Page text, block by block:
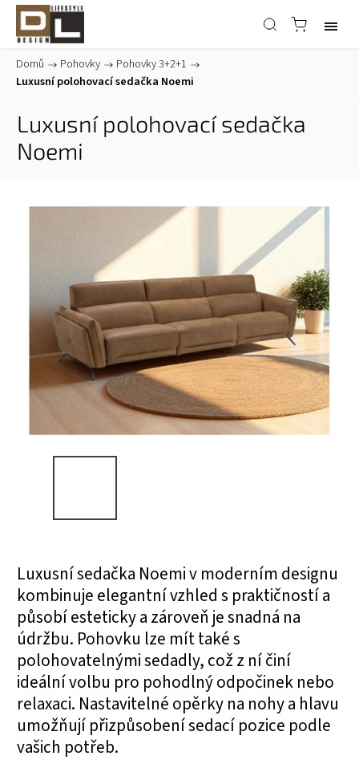
Domů / Pohovky / Pohovky 3+2+1 /
Luxusní polohovací sedačka Noemi
Luxusní polohovací sedačka
Noemi
Luxusní sedačka Noemi v moderním designu
kombinuje elegantní vzhled s praktičností a
působí esteticky a zároveň je snadná na
údržbu. Pohovku lze mít také s
polohovatelnými sedadly, což z ní činí
ideální volbu pro pohodlný odpočinek nebo
relaxaci. Nastavitelné opěrky na nohy a hlavu
umožňují přizpůsobení sedací pozice podle
vašich potřeb.